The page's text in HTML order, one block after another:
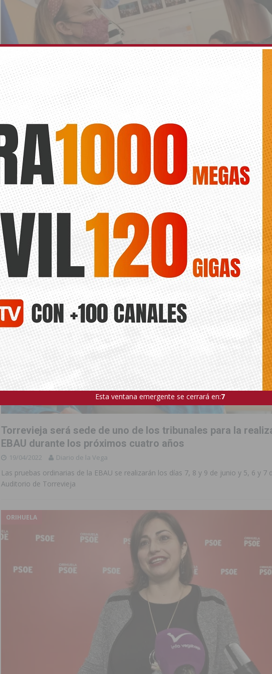
Cerca de un centenar de jóvenes se han beneficiado de
para el transporte universitario en Bigastro
19/04/2022 Diario de la Vega
Es el sexto año que se entregan estas ayudas desde la concejalía de Juventud
TORREVIEJA
Torrevieja será sede de uno de los tribunales para la
EBAU durante los próximos cuatro años
19/04/2022 Diario de la Vega
Las pruebas ordinarias de la EBAU se realizarán los días 7, 8 y 9 de junio y 5, 6 y 7
Auditorio de Torrevieja
ORIHUELA
Esta ventana emergente se cerrará en:5